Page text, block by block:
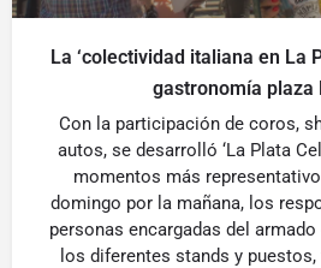
La ‘colectividad italiana en La
gastronomía plaza
Con la participación de coros,
autos, se desarrolló ‘La Plata
momentos más
domingo por la mañana, los
personas encargadas del
los diferentes stands y